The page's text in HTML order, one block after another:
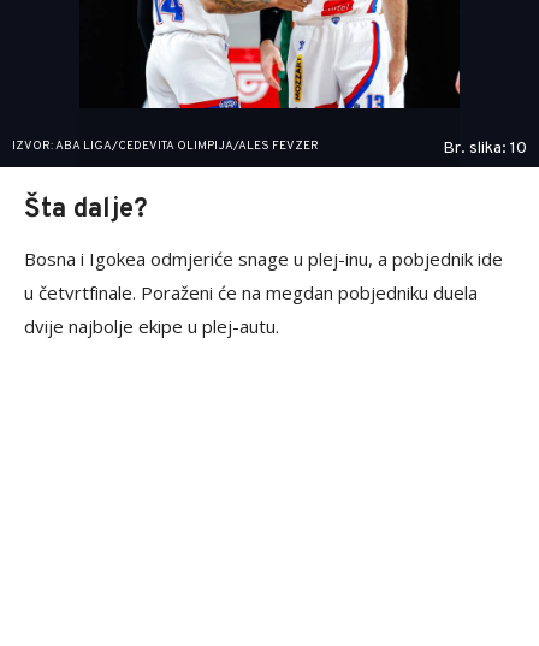
IZVOR: ABA LIGA/CEDEVITA OLIMPIJA/ALES FEVZER Br. slika: 10
Šta dalje?
Bosna i Igokea odmjeriće snage u plej-inu, a pobjednik ide
u četvrtfinale. Poraženi će na megdan pobjedniku duela
dvije najbolje ekipe u plej-autu.